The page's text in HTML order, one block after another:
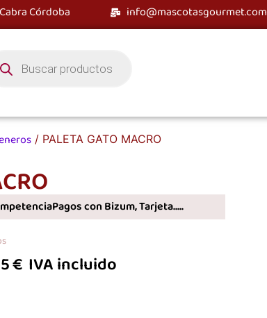
Córdoba info@mascotasgourmet.com
/ PALETA GATO MACRO
Pagos con Bizum, Tarjeta.....
€ IVA incluido